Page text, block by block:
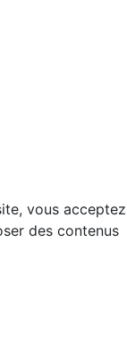
vous acceptez
des contenus